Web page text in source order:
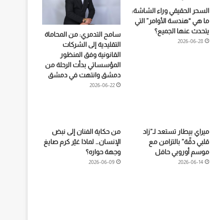
السحر الحقيقي وراء الشاشة:
ما هي “هندسة الأوامر” التي
يتحدث عنها الجميع؟
2026-06-28
سامح التدمري: من المحاماة
التقليدية إلى الشركات
القانونية وفق المنظور
المؤسساتي بدأت الرحلة من
دمشق وانتهت في دمشق
2026-06-22
ميراي بيطار تستعد لـ”زاد
قلبي دقّة” بالتزامن مع
موسم أوروبي حافل
2026-06-14
من حكاية الفنان إلى نبض
الإنسان… لماذا غيّر كرم صايغ
وجهة حواره؟
2026-06-09